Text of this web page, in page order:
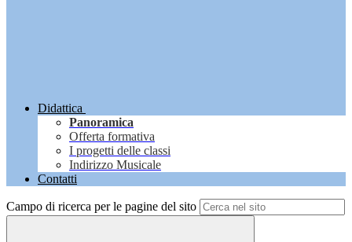
Didattica
Panoramica
Offerta formativa
I progetti delle classi
Indirizzo Musicale
Contatti
Campo di ricerca per le pagine del sito